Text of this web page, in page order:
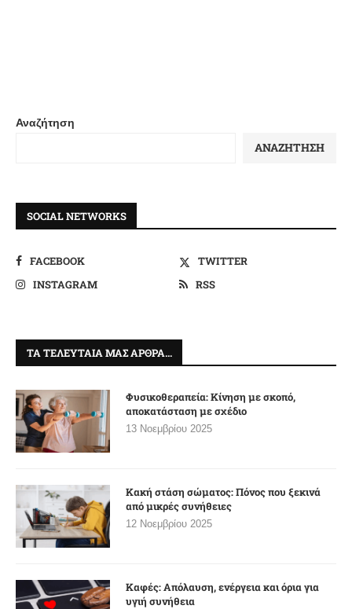
Αναζήτηση
ΑΝΑΖΉΤΗΣΗ
SOCIAL NETWORKS
FACEBOOK
TWITTER
INSTAGRAM
RSS
ΤΑ ΤΕΛΕΥΤΑΊΑ ΜΑΣ ΆΡΘΡΑ…
Φυσικοθεραπεία: Κίνηση με σκοπό,
αποκατάσταση με σχέδιο
13 Νοεμβρίου 2025
Κακή στάση σώματος: Πόνος που ξεκινά
από μικρές συνήθειες
12 Νοεμβρίου 2025
Καφές: Απόλαυση, ενέργεια και όρια για
υγιή συνήθεια